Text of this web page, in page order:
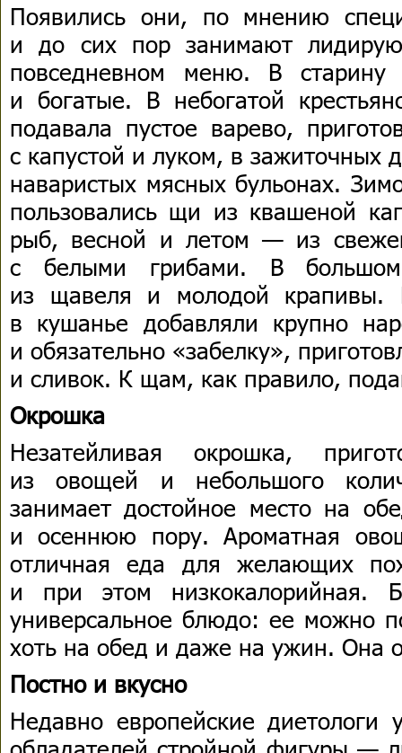
Появились они, по мнению
и до сих пор занимают
повседневном меню. В
и богатые. В небогатой
подавала пустое варево,
с капустой и луком, в зажиточных
наваристых мясных бульонах.
пользовались щи из квашеной
рыб, весной и летом — из
с белыми грибами. В
из щавеля и молодой крапивы.
в кушанье добавляли крупно
и обязательно «забелку»,
и сливок. К щам, как правило,
Окрошка
Незатейливая окрошка,
из овощей и небольшого
занимает достойное место на
и осеннюю пору. Ароматная
отличная еда для желающих
и при этом низкокалорийная.
универсальное блюдо: ее можно
хоть на обед и даже на ужин. Она
Постно и вкусно
Недавно европейские диетологи